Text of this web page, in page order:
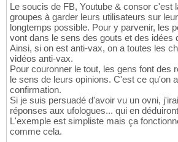
Le soucis de FB, Youtube & consor c'est
groupes à garder leurs utilisateurs sur
longtemps possible. Pour y parvenir, les
vont dans le sens des gouts et des idées
Ainsi, si on est anti-vax, on a toutes les
vidéos anti-vax.
Pour couronner le tout, les gens font des
le sens de leurs opinions. C'est ce qu'on
confirmation.
Si je suis persuadé d'avoir vu un ovni,
réponses aux ufologues... qui en
L'exemple est simpliste mais ça
comme cela.